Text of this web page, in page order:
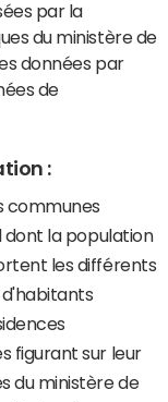
par la
du ministère de
données par
de
:
communes
dont la population
les différents
figurant sur leur
du ministère de